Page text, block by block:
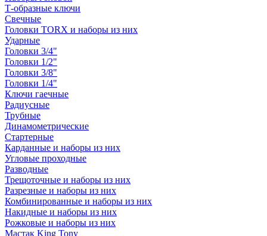
Т-образные ключи
Свечные
Головки TORX и наборы из них
Ударные
Головки 3/4"
Головки 1/2"
Головки 3/8"
Головки 1/4"
Ключи гаечные
Радиусные
Трубные
Динамометрические
Стартерные
Карданные и наборы из них
Угловые проходные
Разводные
Трещоточные и наборы из них
Разрезные и наборы из них
Комбинированные и наборы из них
Накидные и наборы из них
Рожковые и наборы из них
Мастак King Tony